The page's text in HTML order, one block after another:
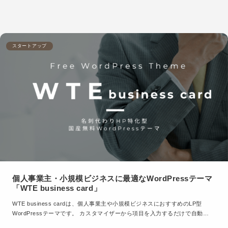
スタートアップ
個人事業主・小規模ビジネスに最適なWordPressテーマ
「WTE business card」
WTE business cardは、個人事業主や小規模ビジネスにおすすめのLP型
WordPressテーマです。 カスタマイザーから項目を入力するだけで自動…